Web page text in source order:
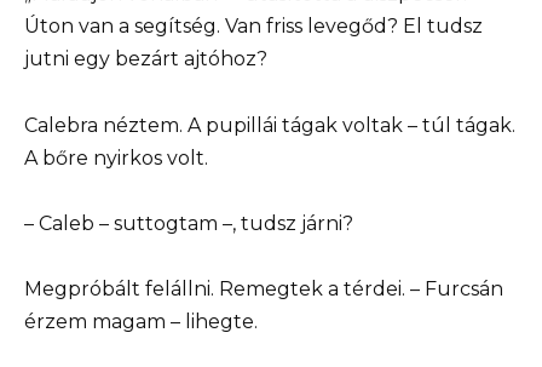
Úton van a segítség. Van friss levegőd? El tudsz
jutni egy bezárt ajtóhoz?
Calebra néztem. A pupillái tágak voltak – túl tágak.
A bőre nyirkos volt.
– Caleb – suttogtam –, tudsz járni?
Megpróbált felállni. Remegtek a térdei. – Furcsán
érzem magam – lihegte.